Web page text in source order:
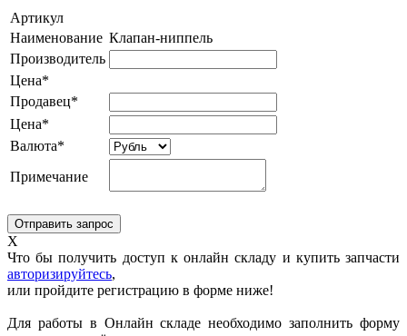
Артикул
Наименование Клапан-ниппель
Производитель
Цена*
Продавец*
Цена*
Валюта*
Примечание
X
Что бы получить доступ к онлайн складу и купить запчасти
авторизируйтесь,
или пройдите регистрацию в форме ниже!
Для работы в Онлайн складе необходимо заполнить форму